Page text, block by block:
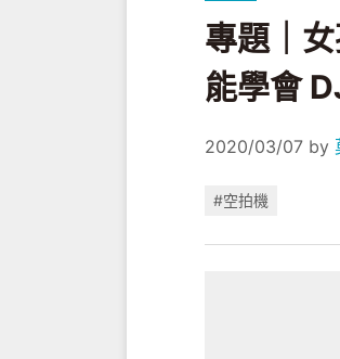
專題｜
能學會
2020/03/07 by
#空拍機